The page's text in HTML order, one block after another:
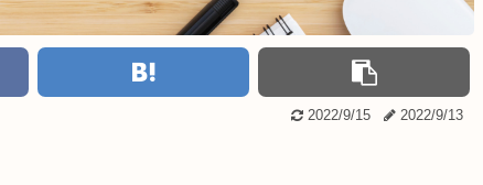
2022/9/15 2022/9/13